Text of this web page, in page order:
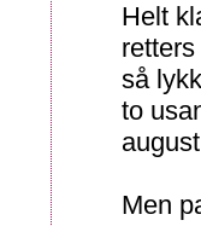
Helt
så
to
Men